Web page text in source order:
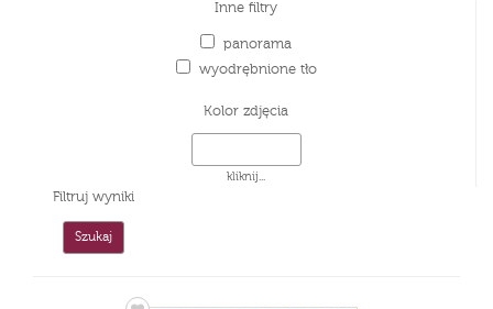
Inne filtry
panorama
wyodrębnione tło
Kolor zdjęcia
kliknij...
Filtruj wyniki